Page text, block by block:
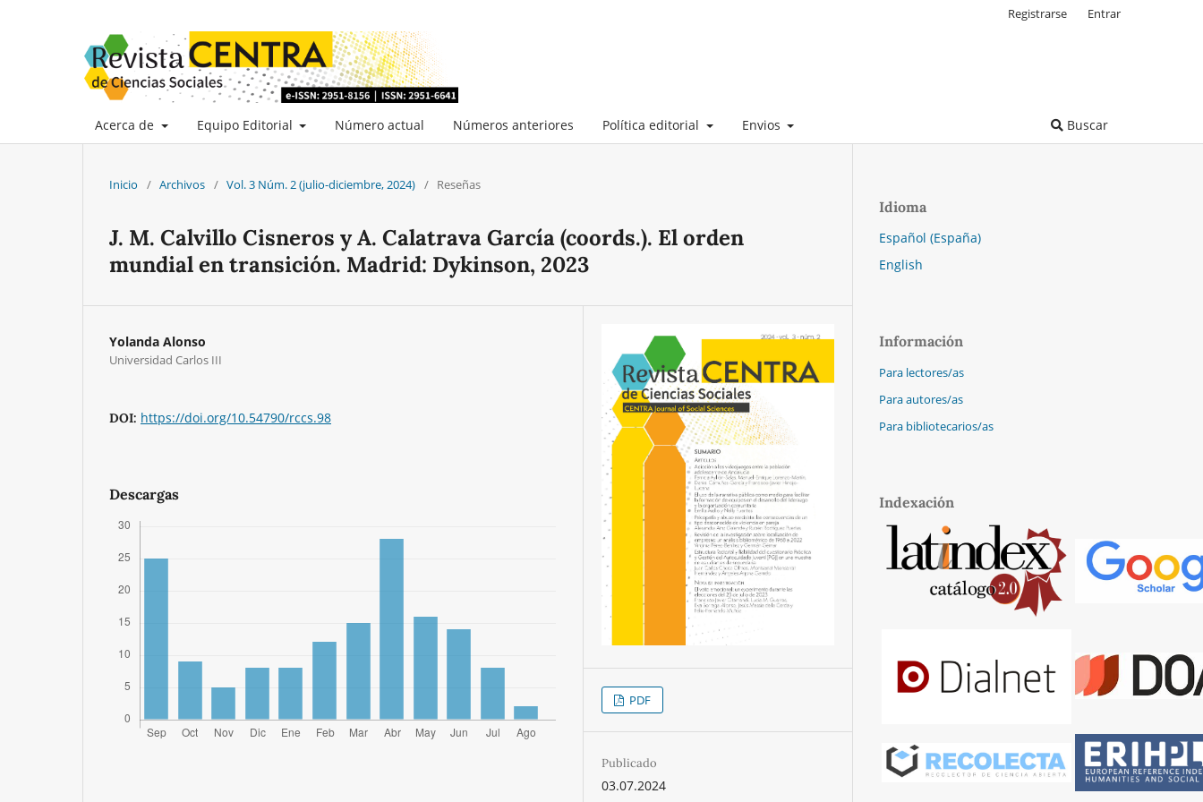
Acerca de Equipo Editorial Número actual Números anteriores Política editorial Envios Buscar
Registrarse Entrar
Inicio / Archivos / Vol. 3 Núm. 2 (julio-diciembre, 2024) / Reseñas
J. M. Calvillo Cisneros y A. Calatrava García (coords.). El orden
mundial en transición. Madrid: Dykinson, 2023
Yolanda Alonso
Universidad Carlos III
DOI: https://doi.org/10.54790/rccs.98
Descargas
PDF
Publicado
03.07.2024
Idioma
Español (España)
English
Información
Para lectores/as
Para autores/as
Para bibliotecarios/as
Indexación